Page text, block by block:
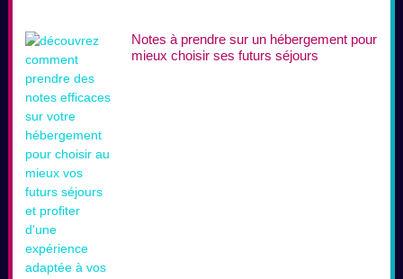
Notes à prendre sur un hébergement pour
mieux choisir ses futurs séjours